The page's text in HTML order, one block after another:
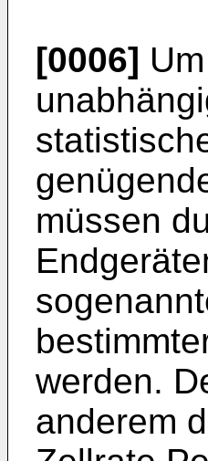
[0006]
müssen
werden.
anderem